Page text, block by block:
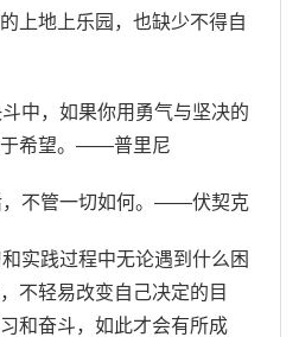
上地上乐园，也缺少不得自
中，如果你用勇气与坚决的
于希望。——普里尼
，不管一切如何。——伏契克
实践过程中无论遇到什么困
不轻易改变自己决定的目
和奋斗，如此才会有所成